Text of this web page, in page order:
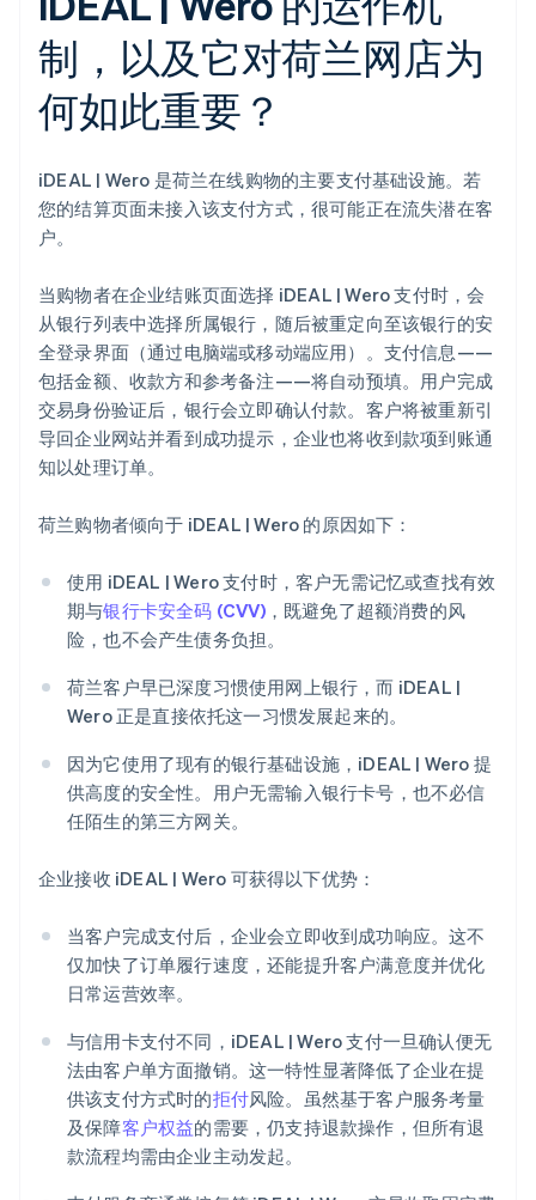
制，以及它对荷兰网店为
何如此重要？
iDEAL | Wero 是荷兰在线购物的主要支付基础设施。若
您的结算页面未接入该支付方式，很可能正在流失潜在客
户。
当购物者在企业结账页面选择 iDEAL | Wero 支付时，会
从银行列表中选择所属银行，随后被重定向至该银行的安
全登录界面（通过电脑端或移动端应用）。支付信息——
包括金额、收款方和参考备注——将自动预填。用户完成
交易身份验证后，银行会立即确认付款。客户将被重新引
导回企业网站并看到成功提示，企业也将收到款项到账通
知以处理订单。
荷兰购物者倾向于 iDEAL | Wero 的原因如下：
使用 iDEAL | Wero 支付时，客户无需记忆或查找有效
期与银行卡安全码 (CVV)，既避免了超额消费的风
险，也不会产生债务负担。
荷兰客户早已深度习惯使用网上银行，而 iDEAL |
Wero 正是直接依托这一习惯发展起来的。
因为它使用了现有的银行基础设施，iDEAL | Wero 提
供高度的安全性。用户无需输入银行卡号，也不必信
任陌生的第三方网关。
企业接收 iDEAL | Wero 可获得以下优势：
当客户完成支付后，企业会立即收到成功响应。这不
仅加快了订单履行速度，还能提升客户满意度并优化
日常运营效率。
与信用卡支付不同，iDEAL | Wero 支付一旦确认便无
法由客户单方面撤销。这一特性显著降低了企业在提
供该支付方式时的拒付风险。虽然基于客户服务考量
及保障客户权益的需要，仍支持退款操作，但所有退
款流程均需由企业主动发起。